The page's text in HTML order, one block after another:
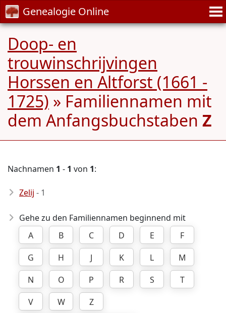
Genealogie Online
Doop- en
trouwinschrijvingen
Horssen en Altforst (1661 -
1725) » Familiennamen mit
dem Anfangsbuchstaben Z
Nachnamen 1 - 1 von 1:
Zelij - 1
Gehe zu den Familiennamen beginnend mit
A
B C D E
F
G
H J K L
M
N
O P R S
T
V
W
Z